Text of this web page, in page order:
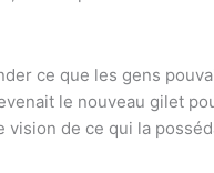
ce que les gens
le nouveau gilet
vision de ce qui la